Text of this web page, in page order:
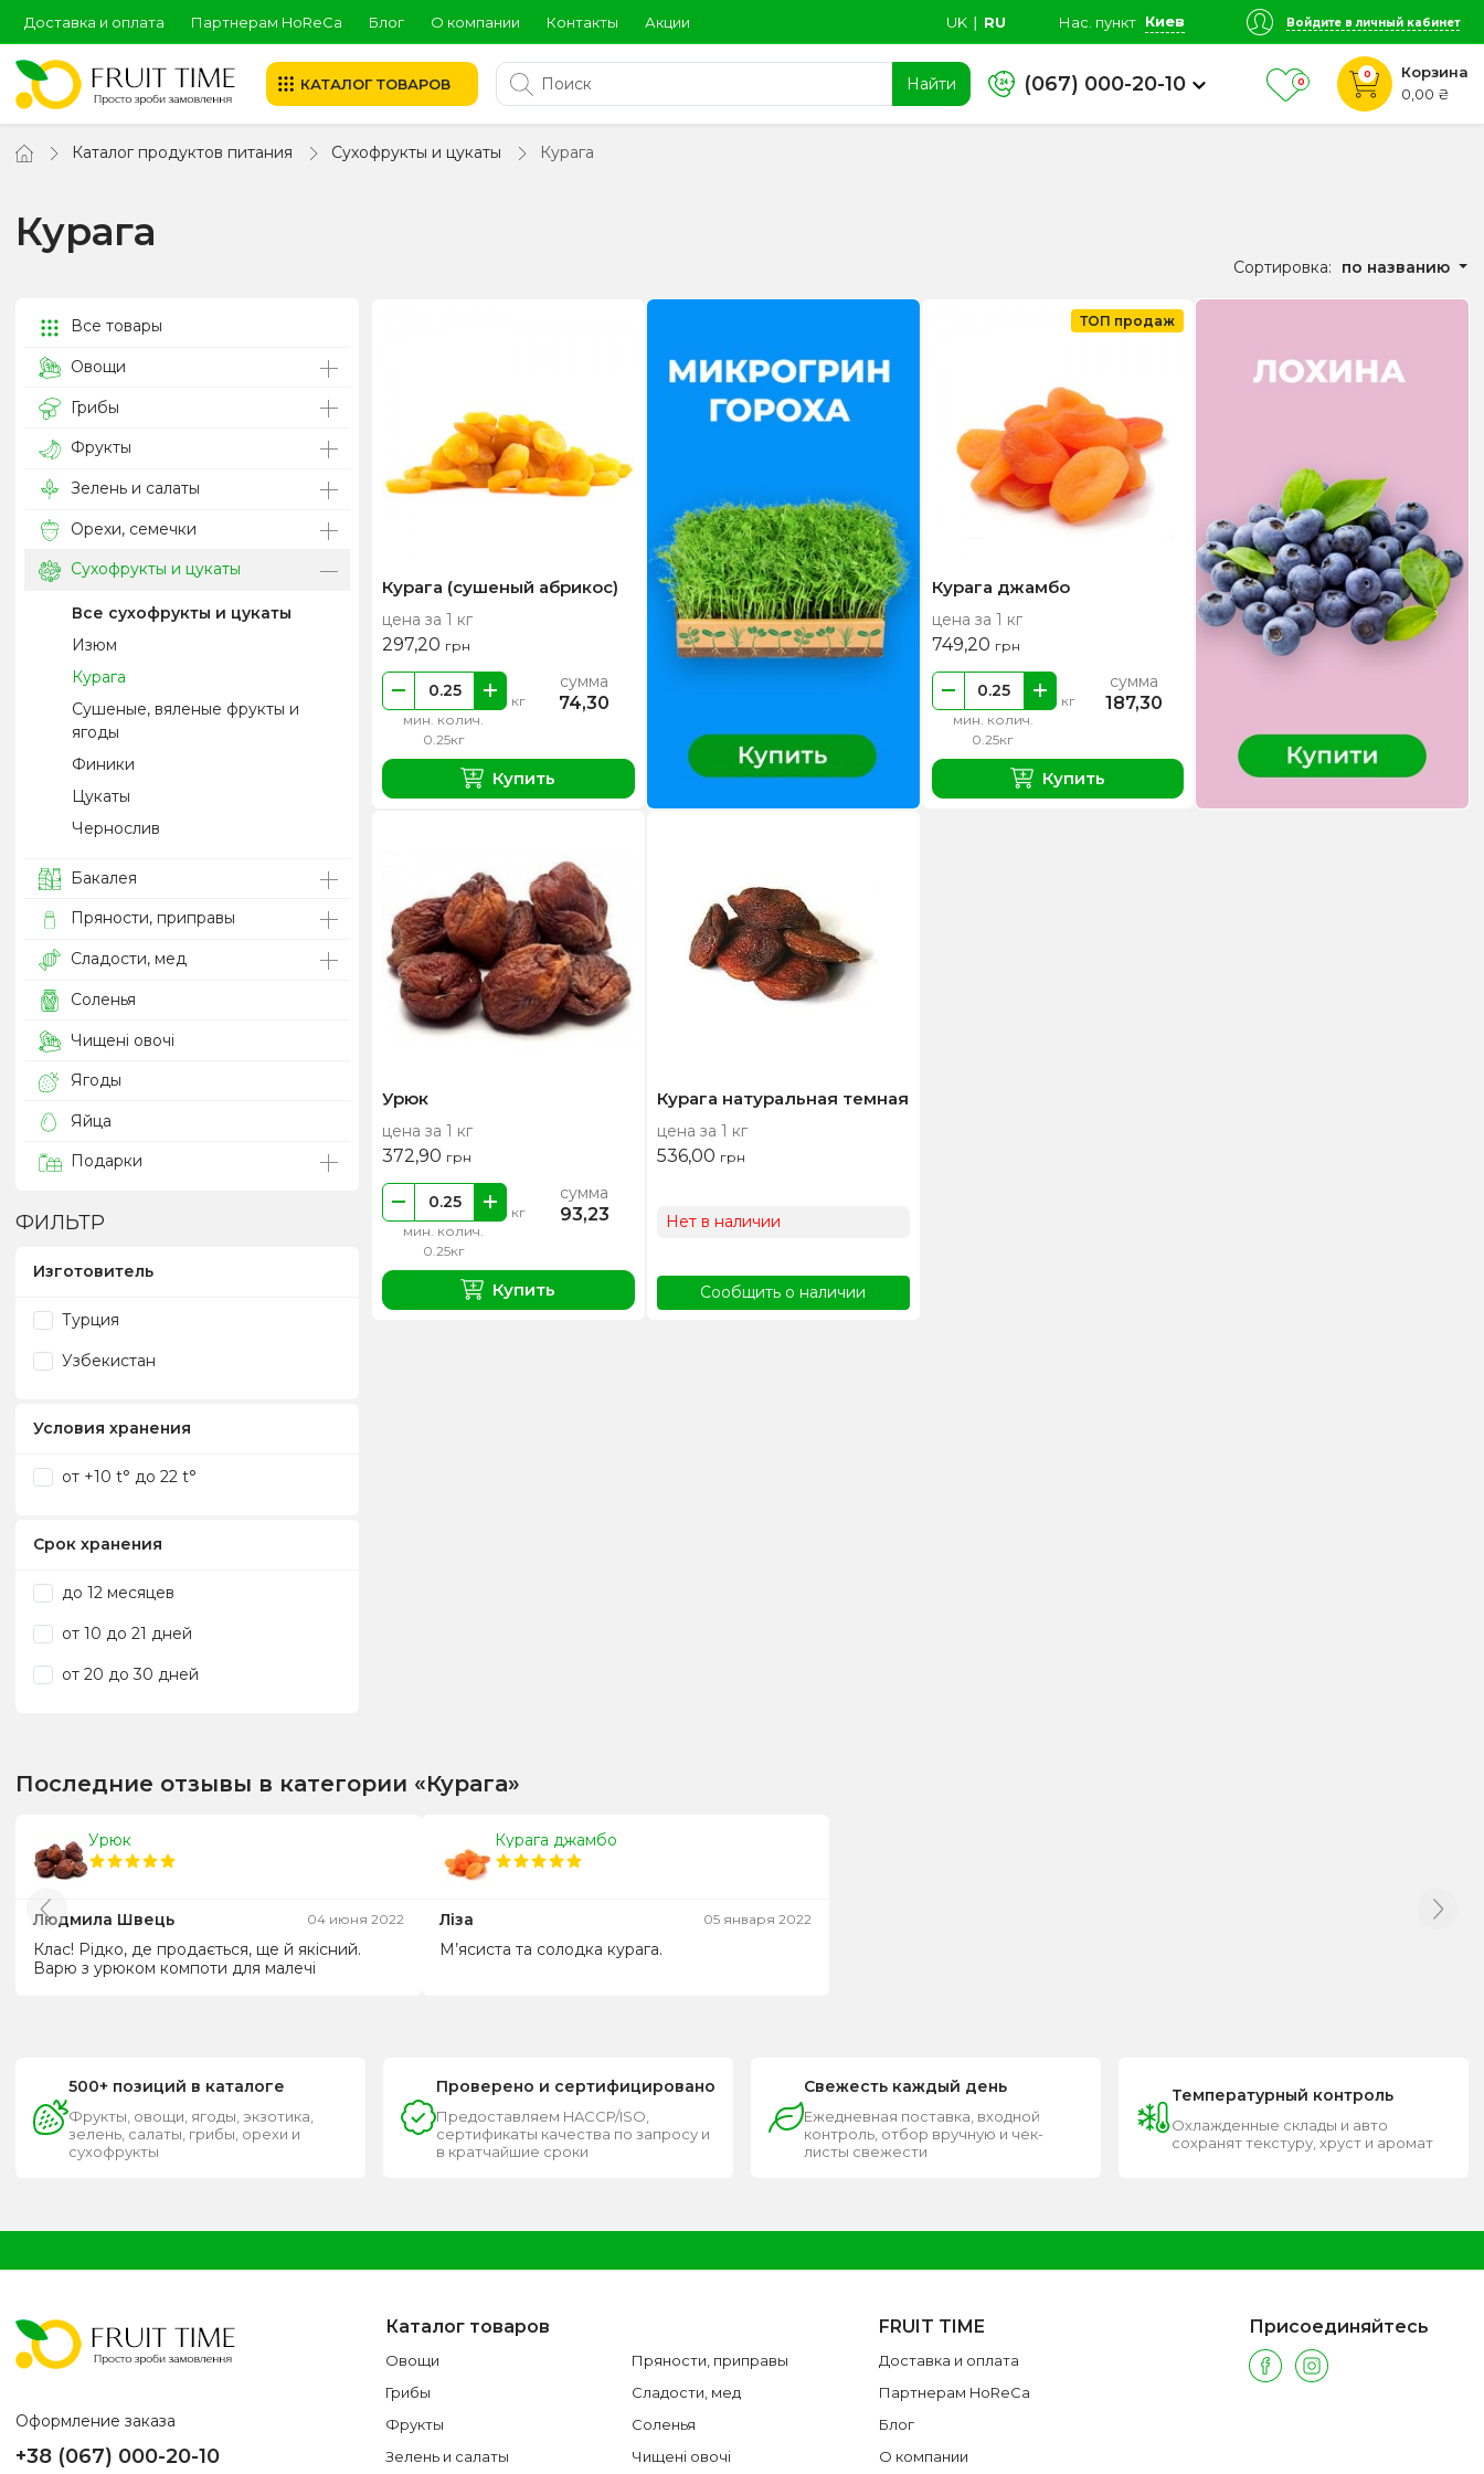
Доставка и оплата Партнерам HoReCa Блог О компании Контакты Акции UK ∣ RU Нас. пункт Киев Войдите в личный кабинет
КАТАЛОГ ТОВАРОВ Найти (067) 000-20-10 0
0
Корзина
0,00 ₴
Каталог продуктов питания Сухофрукты и цукаты Курага
Курага
Сортировка: по названию
Все товары
Овощи
Грибы
Фрукты
Зелень и салаты
Орехи, семечки
Сухофрукты и цукаты
Все сухофрукты и цукаты
Изюм
Курага
Сушеные, вяленые фрукты и
ягоды
Финики
Цукаты
Чернослив
Бакалея
Пряности, приправы
Сладости, мед
Соленья
Чищені овочі
Ягоды
Яйца
Подарки
ФИЛЬТР
Изготовитель
Турция
Узбекистан
Условия хранения
от +10 t° до 22 t°
Срок хранения
до 12 месяцев
от 10 до 21 дней
от 20 до 30 дней
Курага (сушеный абрикос)
цена за 1 кг
297,20 грн
мин. колич.
0.25кг
кг
сумма
74,30
Купить
Курага джамбо
цена за 1 кг
749,20 грн
мин. колич.
0.25кг
кг
сумма
187,30
Купить
ТОП продаж
Урюк
цена за 1 кг
372,90 грн
мин. колич.
0.25кг
кг
сумма
93,23
Купить
Курага натуральная темная
цена за 1 кг
536,00 грн
Нет в наличии
Сообщить о наличии
Последние отзывы в категории «Курага»
Урюк
Людмила Швець 04 июня 2022
Клас! Рідко, де продається, ще й якісний.
Варю з урюком компоти для малечі
Курага джамбо
Ліза 05 января 2022
М’ясиста та солодка курага.
500+ позиций в каталоге
Фрукты, овощи, ягоды, экзотика,
зелень, салаты, грибы, орехи и
сухофрукты
Проверено и сертифицировано
Предоставляем HACCP/ISO,
сертификаты качества по запросу и
в кратчайшие сроки
Свежесть каждый день
Ежедневная поставка, входной
контроль, отбор вручную и чек-
листы свежести
Температурный контроль
Охлажденные склады и авто
сохранят текстуру, хруст и аромат
Оформление заказа
+38 (067) 000-20-10
Каталог товаров
Овощи
Грибы
Фрукты
Зелень и салаты
Пряности, приправы
Сладости, мед
Соленья
Чищені овочі
FRUIT TIME
Доставка и оплата
Партнерам HoReCa
Блог
О компании
Присоединяйтесь